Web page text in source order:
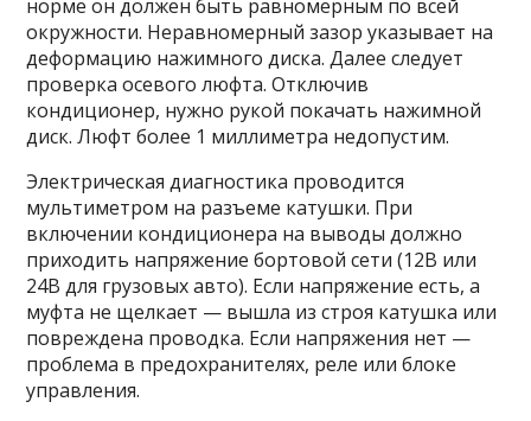
норме он должен быть равномерным по всей
окружности. Неравномерный зазор указывает на
деформацию нажимного диска. Далее следует
проверка осевого люфта. Отключив
кондиционер, нужно рукой покачать нажимной
диск. Люфт более 1 миллиметра недопустим.
Электрическая диагностика проводится
мультиметром на разъеме катушки. При
включении кондиционера на выводы должно
приходить напряжение бортовой сети (12В или
24В для грузовых авто). Если напряжение есть, а
муфта не щелкает — вышла из строя катушка или
повреждена проводка. Если напряжения нет —
проблема в предохранителях, реле или блоке
управления.